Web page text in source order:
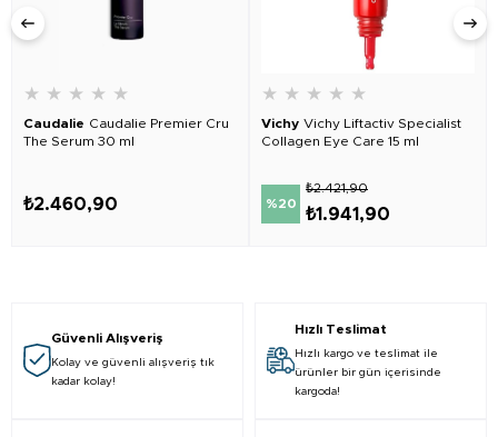
★ ★ ★ ★ ★
Caudalie Caudalie Premier Cru
The Serum 30 ml
₺2.460,90
★ ★ ★ ★ ★
Vichy Vichy Liftactiv Specialist
Collagen Eye Care 15 ml
%20
₺1.941,90
₺2.421,90
Güvenli Alışveriş
Kolay ve güvenli alışveriş tık
kadar kolay!
Hızlı Teslimat
Hızlı kargo ve teslimat ile
ürünler bir gün içerisinde
kargoda!